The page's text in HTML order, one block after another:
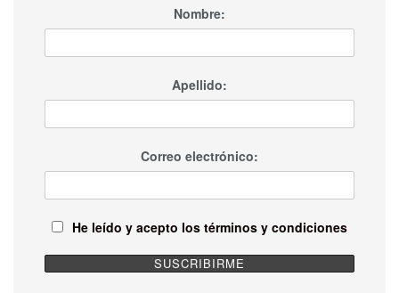
Nombre:
Apellido:
Correo electrónico:
He leído y acepto los términos y condiciones